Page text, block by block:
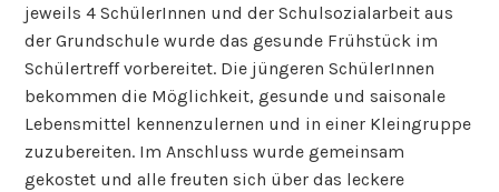
jeweils 4 SchülerInnen und der Schulsozialarbeit aus
der Grundschule wurde das gesunde Frühstück im
Schülertreff vorbereitet. Die jüngeren SchülerInnen
bekommen die Möglichkeit, gesunde und saisonale
Lebensmittel kennenzulernen und in einer Kleingruppe
zuzubereiten. Im Anschluss wurde gemeinsam
gekostet und alle freuten sich über das leckere